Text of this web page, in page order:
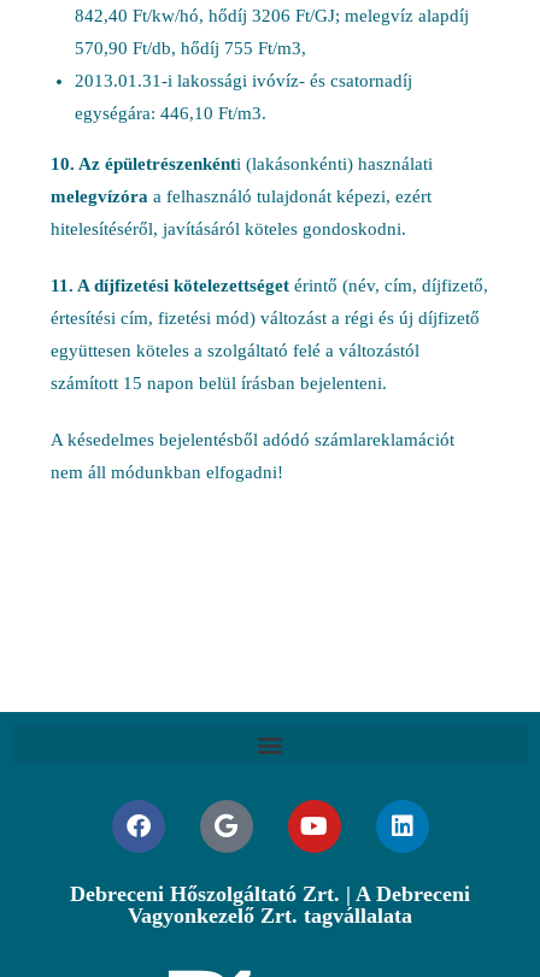
842,40 Ft/kw/hó, hődíj 3206 Ft/GJ; melegvíz alapdíj
570,90 Ft/db, hődíj 755 Ft/m3,
2013.01.31-i lakossági ivóvíz- és csatornadíj
egységára: 446,10 Ft/m3.
10. Az épületrészenkénti (lakásonkénti) használati
melegvízóra a felhasználó tulajdonát képezi, ezért
hitelesítéséről, javításáról köteles gondoskodni.
11. A díjfizetési kötelezettséget érintő (név, cím, díjfizető,
értesítési cím, fizetési mód) változást a régi és új díjfizető
együttesen köteles a szolgáltató felé a változástól
számított 15 napon belül írásban bejelenteni.
A késedelmes bejelentésből adódó számlareklamációt
nem áll módunkban elfogadni!
Debreceni Hőszolgáltató Zrt. | A Debreceni
Vagyonkezelő Zrt. tagvállalata